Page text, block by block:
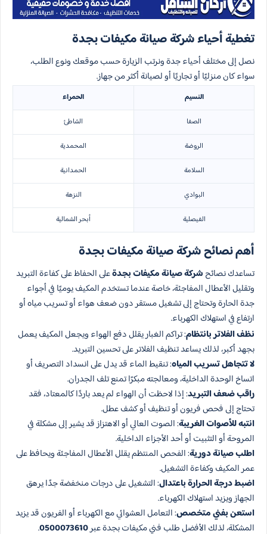
تغطية أحياء شركة صيانة مكيفات بجدة
نصل إلى مختلف أحياء جدة ونرتب الزيارة حسب موقعك ونوع الطلب،
سواء كان منزليًا أو تجاريًا أو لصيانة أكثر من جهاز.
النسيم
الحمراء
الصفا
الشاطئ
الروضة
المحمدية
السلامة
الحمدانية
البوادي
النزهة
الفيصلية
أبحر الشمالية
أهم نصائح شركة صيانة مكيفات بجدة
تساعدك نصائح شركة صيانة مكيفات بجدةعلى الحفاظ على كفاءة التبريد
وتقليل الأعطال المفاجئة، خاصة عندما تستخدم المكيف يوميًا في أجواء
جدة الحارة وتحتاج إلى تشغيل مستقر دون ضعف هواء أو تسريب مياه أو
ارتفاع في استهلاك الكهرباء.
نظف الفلاتر بانتظام: تراكم الغبار يقلل دفع الهواء ويجعل المكيف يعمل
بجهد أكبر، لذلك يساعد تنظيف الفلاتر على تحسين التبريد.
لا تتجاهل تسريب المياه: تنقيط الماء قد يدل على انسداد التصريف أو
اتساخ الوحدة الداخلية، ومعالجته مبكرًا تمنع تلف الجدران.
راقب ضعف التبريد: إذا لاحظت أن الهواء لم يعد باردًا كالمعتاد، فقد
تحتاج إلى فحص فريون أو تنظيف أو كشف عطل.
انتبه للأصوات الغريبة: الصوت العالي أو الاهتزاز قد يشير إلى مشكلة في
المروحة أو التثبيت أو أحد الأجزاء الداخلية.
اطلب صيانة دورية: الفحص المنتظم يقلل الأعطال المفاجئة ويحافظ على
عمر المكيف وكفاءة التشغيل.
اضبط درجة الحرارة باعتدال: التشغيل على درجات منخفضة جدًا يرهق
الجهاز ويزيد استهلاك الكهرباء.
استعن بفني متخصص: التعامل العشوائي مع الكهرباء أو الفريون قد يزيد
المشكلة، لذلك الأفضل طلب فني مكيفات بجدة عبر0500073610
.